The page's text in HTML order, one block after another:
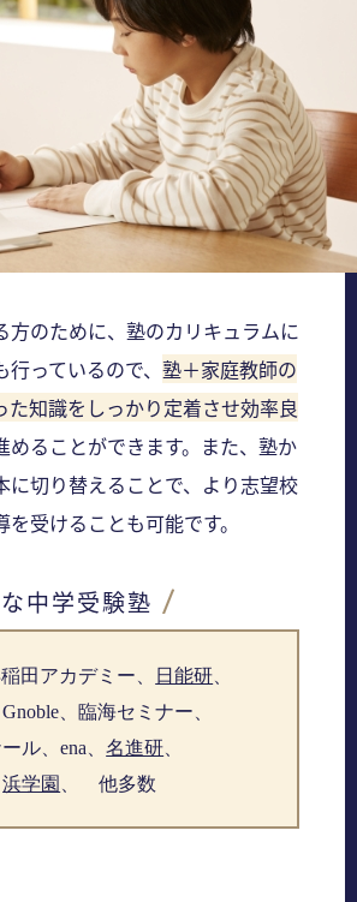
方のために、塾のカリキュラムに
っているので、 塾＋家庭教師の
た知識をしっかり定着させ効率良
めることができます。また、塾か
に切り替えることで、より志望校
受けることも可能です。
中学受験塾
田アカデミー、 日能研
Gnoble、 臨海セミナー、
ル、ena、名進研
浜学園 他多数